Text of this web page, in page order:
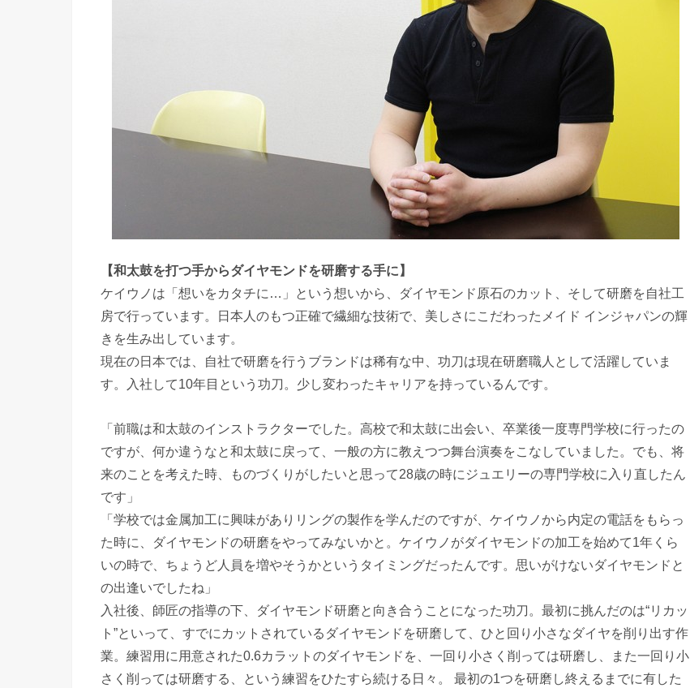
【和太鼓を打つ手からダイヤモンドを研磨する手に】
ケイウノは「想いをカタチに…」という想いから、ダイヤモンド原石のカット、そして研磨を自社工
房で行っています。日本人のもつ正確で繊細な技術で、美しさにこだわったメイド インジャパンの輝
きを生み出しています。
現在の日本では、自社で研磨を行うブランドは稀有な中、功刀は現在研磨職人として活躍していま
す。入社して10年目という功刀。少し変わったキャリアを持っているんです。
「前職は和太鼓のインストラクターでした。高校で和太鼓に出会い、卒業後一度専門学校に行ったの
ですが、何か違うなと和太鼓に戻って、一般の方に教えつつ舞台演奏をこなしていました。でも、将
来のことを考えた時、ものづくりがしたいと思って28歳の時にジュエリーの専門学校に入り直したん
です」
「学校では金属加工に興味がありリングの製作を学んだのですが、ケイウノから内定の電話をもらっ
た時に、ダイヤモンドの研磨をやってみないかと。ケイウノがダイヤモンドの加工を始めて1年くら
いの時で、ちょうど人員を増やそうかというタイミングだったんです。思いがけないダイヤモンドと
の出逢いでしたね」
入社後、師匠の指導の下、ダイヤモンド研磨と向き合うことになった功刀。最初に挑んだのは“リカッ
ト”といって、すでにカットされているダイヤモンドを研磨して、ひと回り小さなダイヤを削り出す作
業。練習用に用意された0.6カラットのダイヤモンドを、一回り小さく削っては研磨し、また一回り小
さく削っては研磨する、という練習をひたすら続ける日々。 最初の1つを研磨し終えるまでに有した